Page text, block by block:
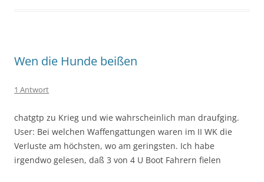
Wen die Hunde beißen
1 Antwort
chatgtp zu Krieg und wie wahrscheinlich man draufging.
User: Bei welchen Waffengattungen waren im II WK die
Verluste am höchsten, wo am geringsten. Ich habe
irgendwo gelesen, daß 3 von 4 U Boot Fahrern fielen